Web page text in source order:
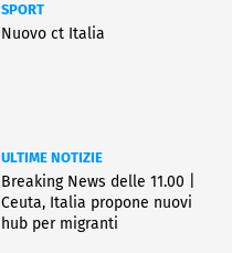
SPORT
Nuovo ct Italia
ULTIME NOTIZIE
Breaking News delle 11.00 |
Ceuta, Italia propone nuovi
hub per migranti